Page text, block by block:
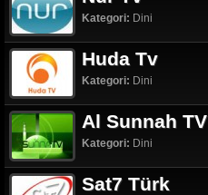
Kategori: Dini
Huda Tv
Kategori: Dini
Al Sunnah TV
Kategori: Dini
Sat7 Türk